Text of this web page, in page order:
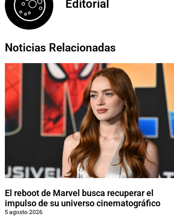
Editorial
Noticias Relacionadas
El reboot de Marvel busca recuperar el
impulso de su universo cinematográfico
5 agosto 2026